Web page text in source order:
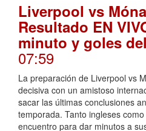
Liverpool vs
Resultado EN
minuto y goles
07:59
La preparación de Liverpool vs
decisiva con un amistoso
sacar las últimas conclusiones
temporada. Tanto ingleses
encuentro para dar minutos a